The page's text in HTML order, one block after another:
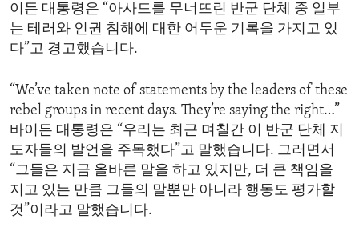
이든 대통령은 “아사드를 무너뜨린 반군 단체 중 일부
는 테러와 인권 침해에 대한 어두운 기록을 가지고 있
다”고 경고했습니다.
“We’ve taken note of statements by the leaders of these
rebel groups in recent days. They’re saying the right…”
바이든 대통령은 “우리는 최근 며칠간 이 반군 단체 지
도자들의 발언을 주목했다”고 말했습니다. 그러면서
“그들은 지금 올바른 말을 하고 있지만, 더 큰 책임을
지고 있는 만큼 그들의 말뿐만 아니라 행동도 평가할
것”이라고 말했습니다.